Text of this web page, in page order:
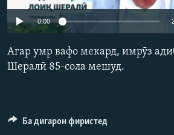
ГУЗОРИШҲОИ РАДИОӢ
Русский
ПАЙГИРӢ КУНЕД
720p
0:00
Агар умр вафо мекард, имрӯз
Шералӣ 85-сола мешуд.
Ба дигарон фиристед